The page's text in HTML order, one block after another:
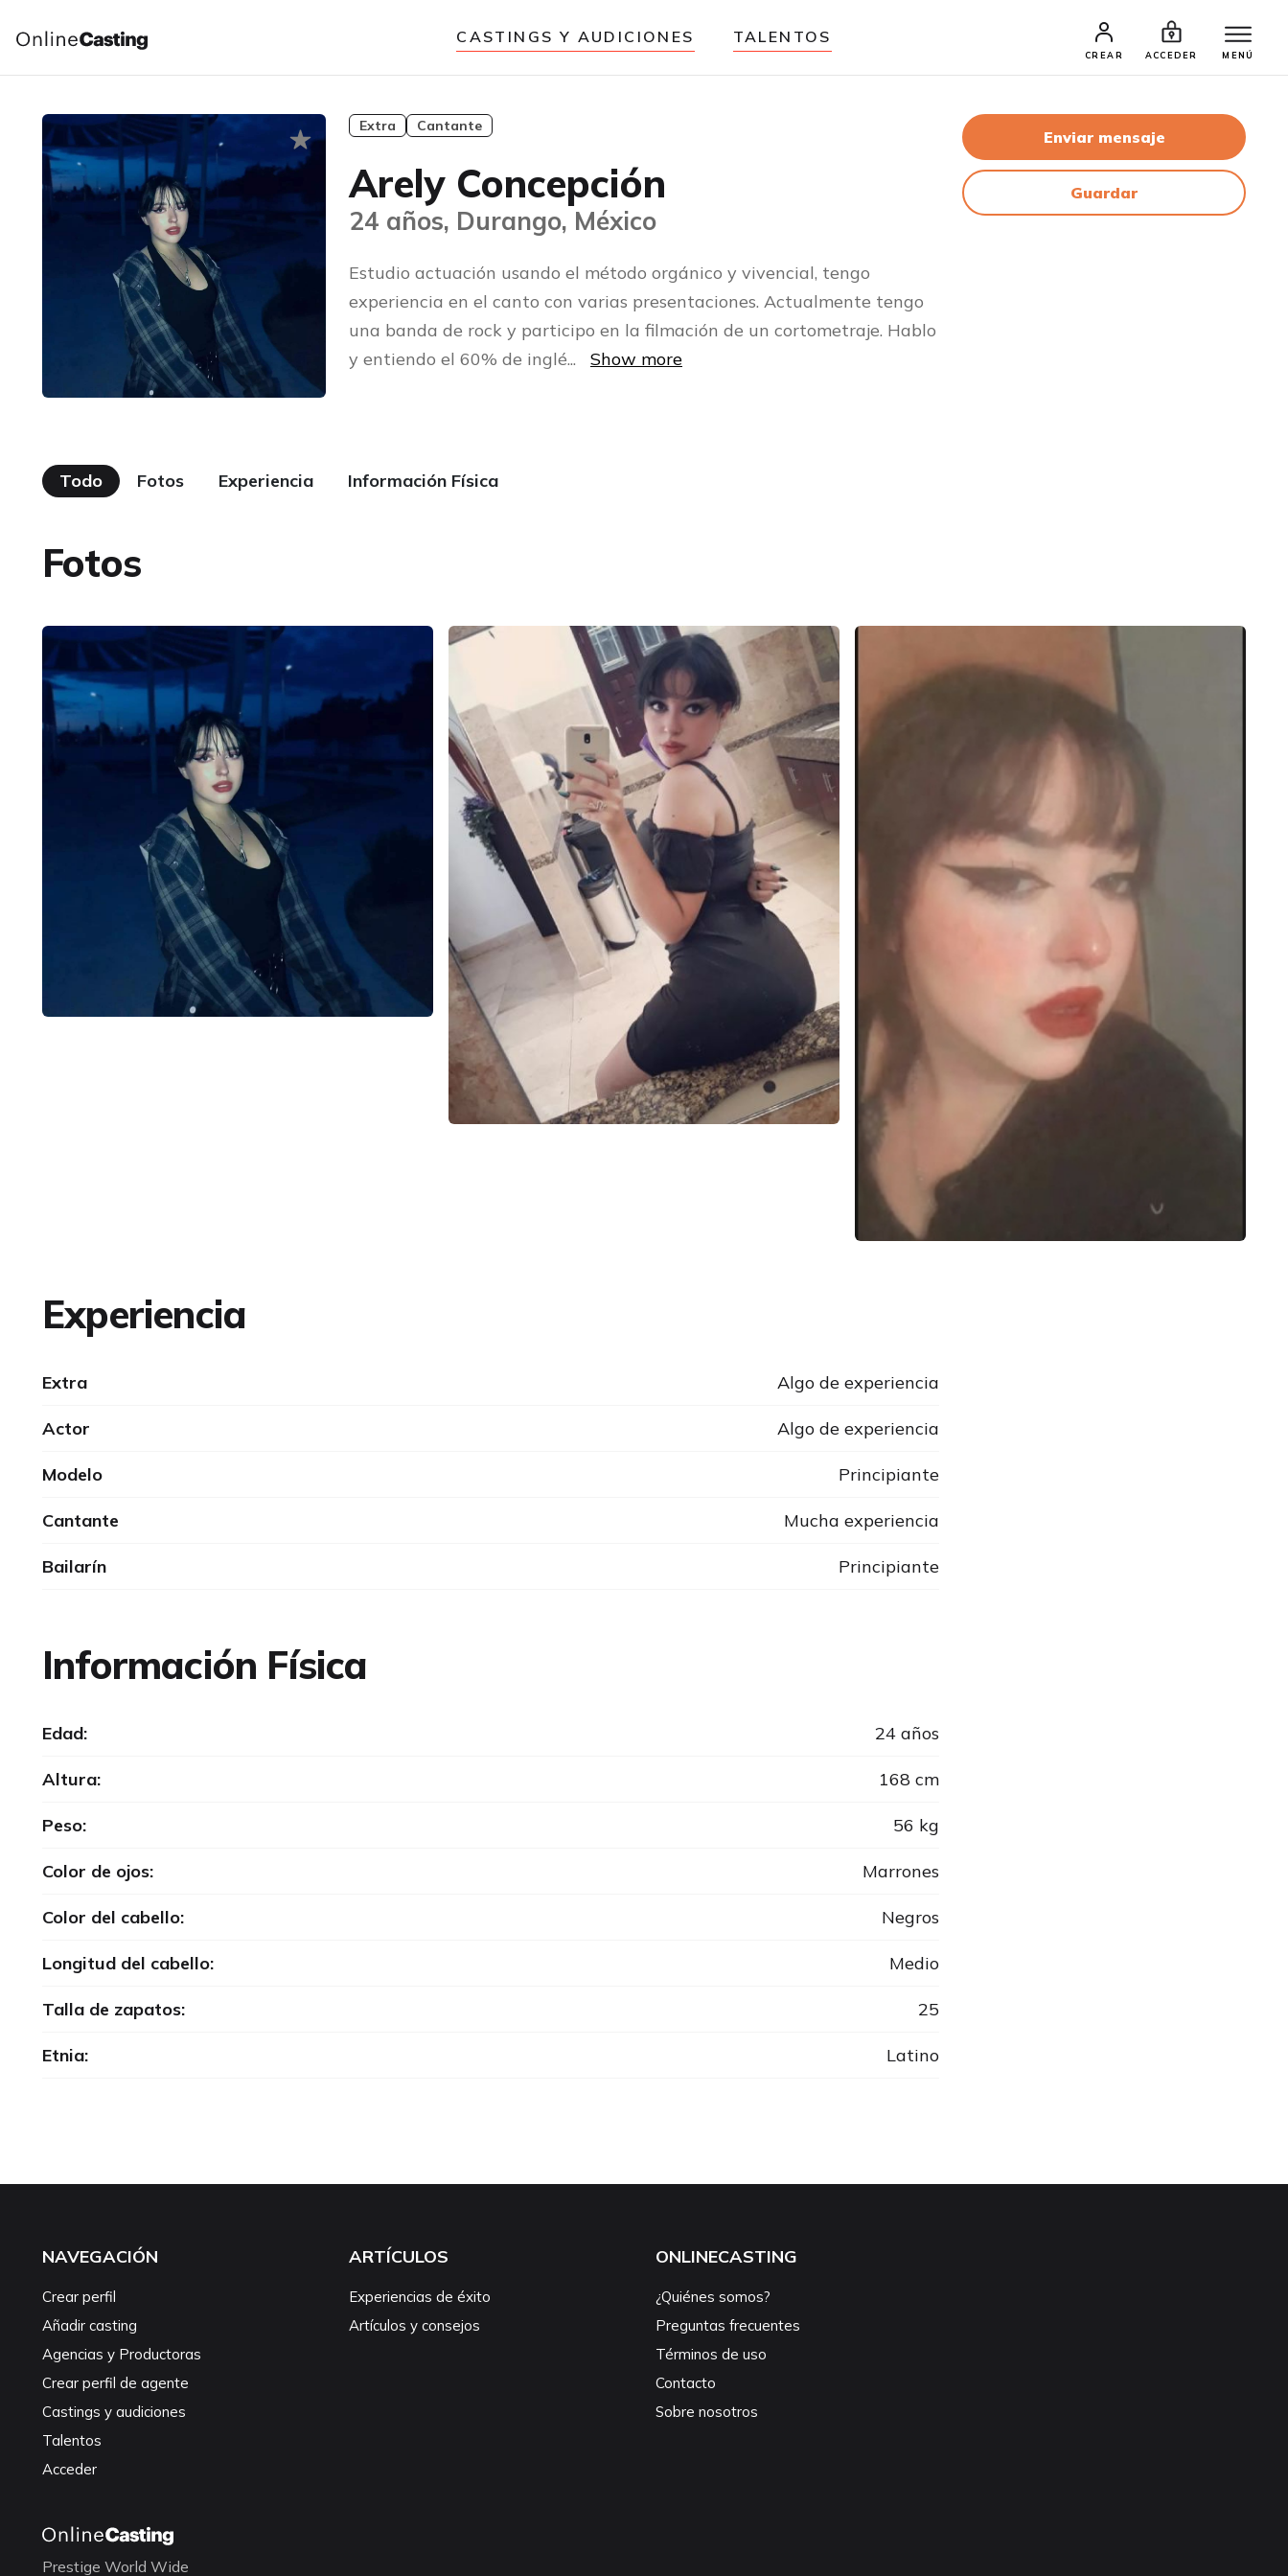
CASTINGS Y AUDICIONES TALENTOS
CREAR ACCEDER MENÚ
Extra Cantante
Arely Concepción
24 años, Durango, México
Estudio actuación usando el método orgánico y vivencial, tengo
experiencia en el canto con varias presentaciones. Actualmente tengo
una banda de rock y participo en la filmación de un cortometraje. Hablo
y entiendo el 60% de inglé... Show more
Enviar mensaje
Guardar
Todo Fotos Experiencia Información Física
Fotos
Experiencia
Extra Algo de experiencia
Actor Algo de experiencia
Modelo Principiante
Cantante Mucha experiencia
Bailarín Principiante
Información Física
Edad: 24 años
Altura: 168 cm
Peso: 56 kg
Color de ojos: Marrones
Color del cabello: Negros
Longitud del cabello: Medio
Talla de zapatos: 25
Etnia: Latino
NAVEGACIÓN
Crear perfil
Añadir casting
Agencias y Productoras
Crear perfil de agente
Castings y audiciones
Talentos
Acceder
ARTÍCULOS
Experiencias de éxito
Artículos y consejos
ONLINECASTING
¿Quiénes somos?
Preguntas frecuentes
Términos de uso
Contacto
Sobre nosotros
Prestige World Wide